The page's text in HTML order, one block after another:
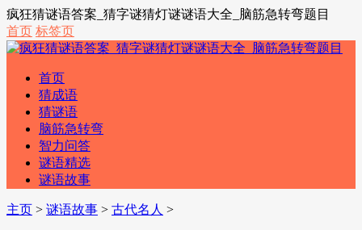
疯狂猜谜语答案_猜字谜猜灯谜谜语大全_脑筋急转弯题目
首页 标签页
首页
猜成语
猜谜语
脑筋急转弯
智力问答
谜语精选
谜语故事
主页 > 谜语故事 > 古代名人 >